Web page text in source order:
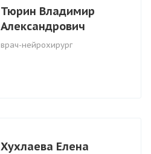
Тюрин Владимир
Александрович
врач-нейрохирург
Хухлаева Елена